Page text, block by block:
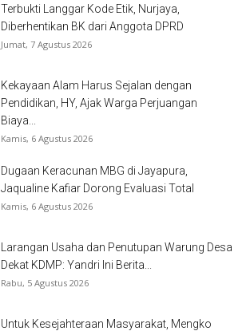
Terbukti Langgar Kode Etik, Nurjaya,
Diberhentikan BK dari Anggota DPRD
Jumat, 7 Agustus 2026
Kekayaan Alam Harus Sejalan dengan
Pendidikan, HY, Ajak Warga Perjuangan
Biaya...
Kamis, 6 Agustus 2026
Dugaan Keracunan MBG di Jayapura,
Jaqualine Kafiar Dorong Evaluasi Total
Kamis, 6 Agustus 2026
Larangan Usaha dan Penutupan Warung Desa
Dekat KDMP: Yandri Ini Berita...
Rabu, 5 Agustus 2026
Untuk Kesejahteraan Masyarakat, Mengko